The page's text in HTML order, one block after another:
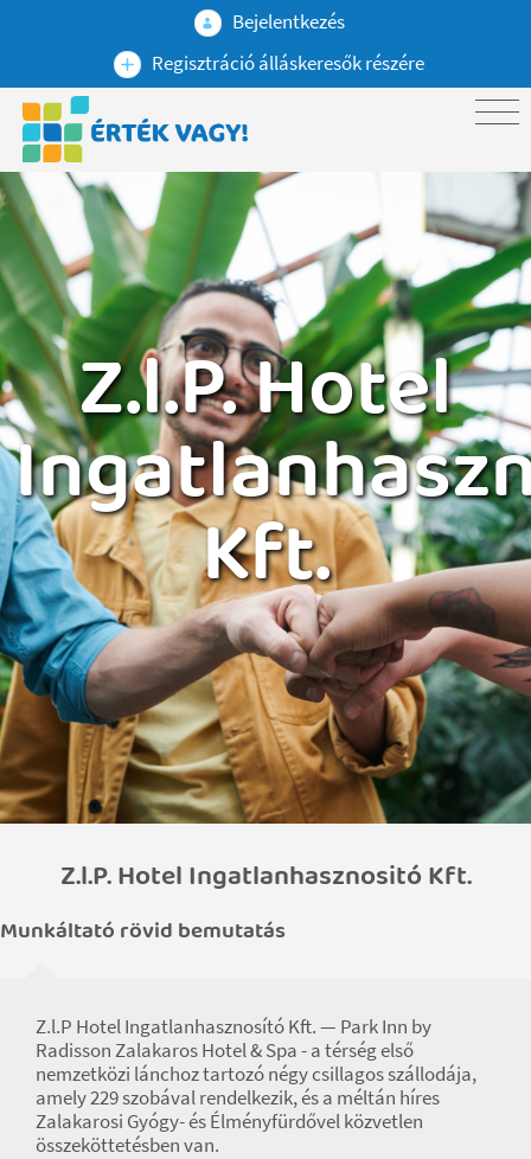
Bejelentkezés
Regisztráció álláskeresők részére
Z.l.P. Hotel
Kft.
Z.l.P. Hotel Ingatlanhasznositó Kft.
Munkáltató rövid bemutatás
Z.l.P Hotel Ingatlanhasznosító Kft. — Park Inn by
Radisson Zalakaros Hotel & Spa - a térség első
nemzetközi lánchoz tartozó négy csillagos szállodája,
amely 229 szobával rendelkezik, és a méltán híres
Zalakarosi Gyógy- és Élményfürdővel közvetlen
összeköttetésben van.